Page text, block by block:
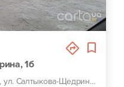
1б
г. Кропивницкий, ул. Салтыкова-Щедрина, 1б